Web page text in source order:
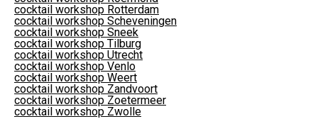
cocktail workshop Rotterdam
cocktail workshop Scheveningen
cocktail workshop Sneek
cocktail workshop Tilburg
cocktail workshop Utrecht
cocktail workshop Venlo
cocktail workshop Weert
cocktail workshop Zandvoort
cocktail workshop Zoetermeer
cocktail workshop Zwolle